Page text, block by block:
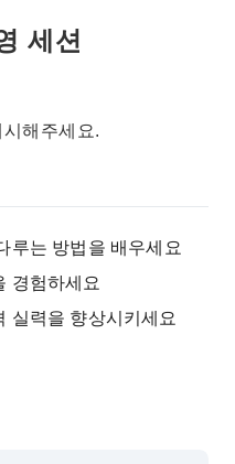
세션
해주세요.
루는 방법을 배우세요
경험하세요
실력을 향상시키세요